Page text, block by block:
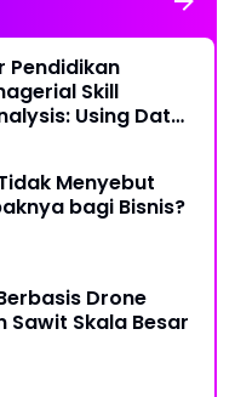
Pendidikan
Skill
Using Data
Menyebut
bagi Bisnis?
Drone
Sawit Skala Besar